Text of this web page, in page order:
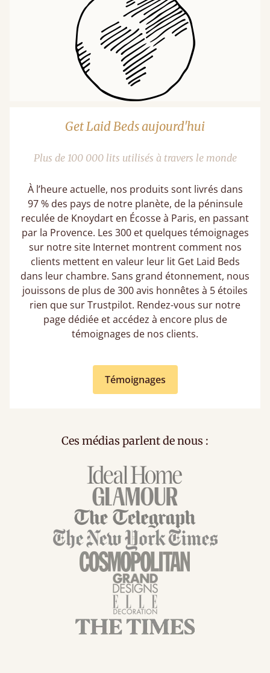
Get Laid Beds aujourd'hui
Plus de 100 000 lits utilisés à travers le monde
À l’heure actuelle, nos produits sont livrés dans
97 % des pays de notre planète, de la péninsule
reculée de Knoydart en Écosse à Paris, en passant
par la Provence. Les 300 et quelques témoignages
sur notre site Internet montrent comment nos
clients mettent en valeur leur lit Get Laid Beds
dans leur chambre. Sans grand étonnement, nous
jouissons de plus de 300 avis honnêtes à 5 étoiles
rien que sur Trustpilot. Rendez-vous sur notre
page dédiée et accédez à encore plus de
témoignages de nos clients.
Témoignages
Ces médias parlent de nous :